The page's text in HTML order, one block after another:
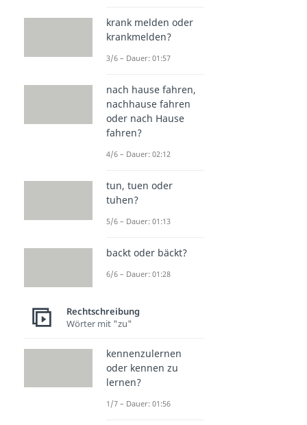
krank melden oder
krankmelden?
3/6 – Dauer: 01:57
nach hause fahren,
nachhause fahren
oder nach Hause
fahren?
4/6 – Dauer: 02:12
tun, tuen oder
tuhen?
5/6 – Dauer: 01:13
backt oder bäckt?
6/6 – Dauer: 01:28
Rechtschreibung
Wörter mit "zu"
kennenzulernen
oder kennen zu
lernen?
1/7 – Dauer: 01:56